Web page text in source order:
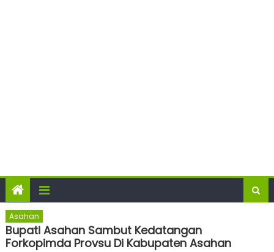
Asahan
Bupati Asahan Sambut Kedatangan
Forkopimda Provsu Di Kabupaten Asahan